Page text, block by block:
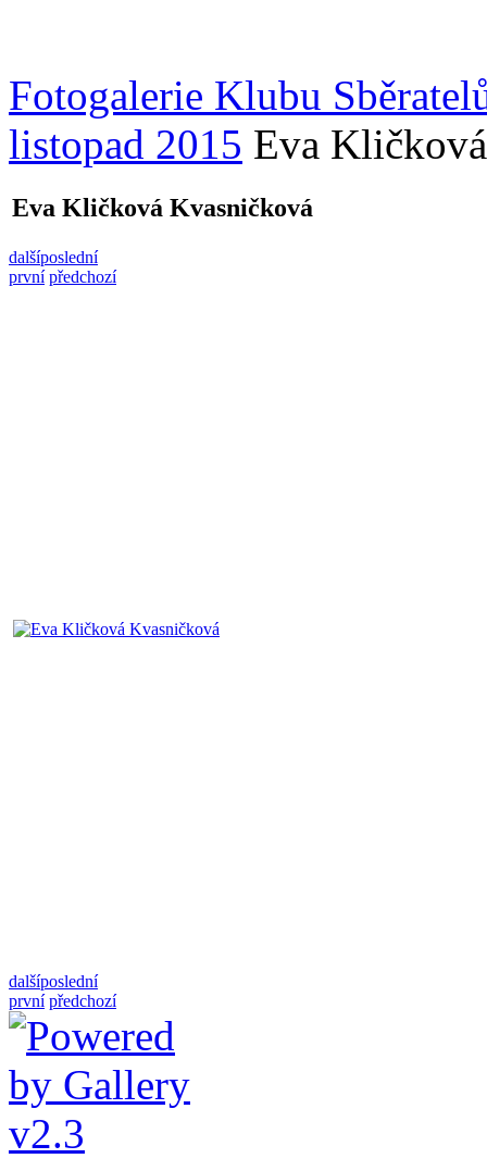
Fotogalerie Klubu
listopad 2015 Eva
Eva Kličková Kvasničková
dalšíposlední
první předchozí
dalšíposlední
první předchozí